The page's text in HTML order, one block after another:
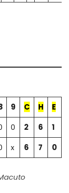
9 C H
E
0 2 6
1
x 6 7 0